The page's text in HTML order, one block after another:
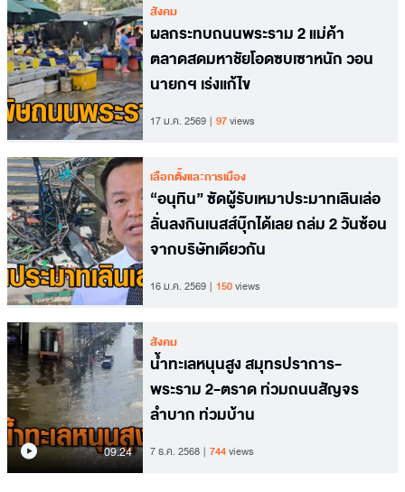
สังคม
ผลกระทบถนนพระราม 2 แม่ค้า
ตลาดสดมหาชัยโอดซบเซาหนัก วอน
นายกฯ เร่งแก้ไข
17 ม.ค. 2569 97views
เลือกตั้งและการเมือง
“อนุทิน” ซัดผู้รับเหมาประมาทเลินเล่อ
ลั่นลงกินเนสส์บุ๊กได้เลย ถล่ม 2 วันซ้อน
จากบริษัทเดียวกัน
16 ม.ค. 2569 150views
09.24
สังคม
น้ำทะเลหนุนสูง สมุทรปราการ-
พระราม 2-ตราด ท่วมถนนสัญจร
ลำบาก ท่วมบ้าน
7 ธ.ค. 2568 744views